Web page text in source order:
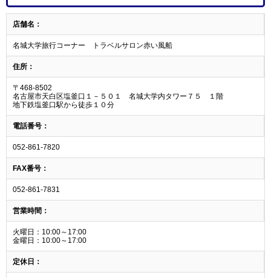
店舗名：
名城大学旅行コーナー トラベルサロン赤い風船
住所：
〒468-8502
名古屋市天白区塩釜口１－５０１ 名城大学内タワー７５ １階
地下鉄塩釜口駅から徒歩１０分
電話番号：
052-861-7820
FAX番号：
052-861-7831
営業時間：
火曜日：10:00～17:00
金曜日：10:00～17:00
定休日：